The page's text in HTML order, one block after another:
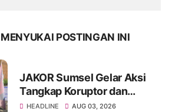
POSTINGAN INI
JAKOR Sumsel Gelar Aksi
Tangkap Koruptor dan
Tegakkan Supremasi Hukum
HEADLINE AUG 03, 2026